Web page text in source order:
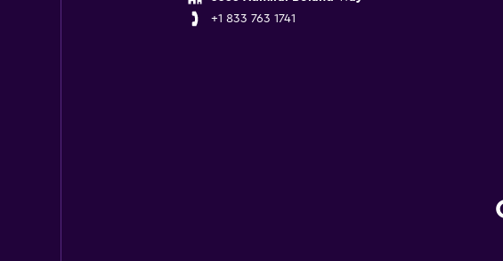
+1 833 763 1741